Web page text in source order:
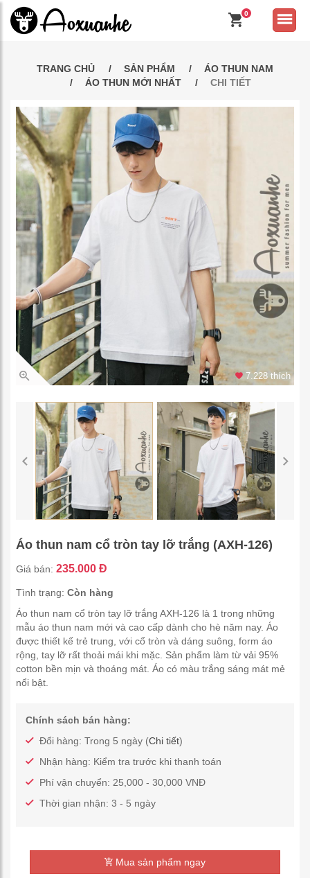
0
TRANG CHỦ SẢN PHẨM
ÁO THUN NAM
ÁO THUN MỚI NHẤT
CHI TIẾT
7.228 thích
Áo thun nam cổ tròn tay lỡ trắng (AXH-126)
Giá bán: 235.000 Đ
Tình trạng: Còn hàng
Áo thun nam cổ tròn tay lỡ trắng AXH-126 là 1 trong những
mẫu áo thun nam mới và cao cấp dành cho hè năm nay. Áo
được thiết kế trẻ trung, với cổ tròn và dáng suông, form áo
rộng, tay lỡ rất thoải mái khi mặc. Sản phẩm làm từ vải 95%
cotton bền mịn và thoáng mát. Áo có màu trắng sáng mát mẻ
nổi bật.
Chính sách bán hàng:
Đổi hàng: Trong 5 ngày (Chi tiết)
Nhận hàng: Kiểm tra trước khi thanh toán
Phí vận chuyển: 25,000 - 30,000 VNĐ
Thời gian nhận: 3 - 5 ngày
Mua sản phẩm ngay